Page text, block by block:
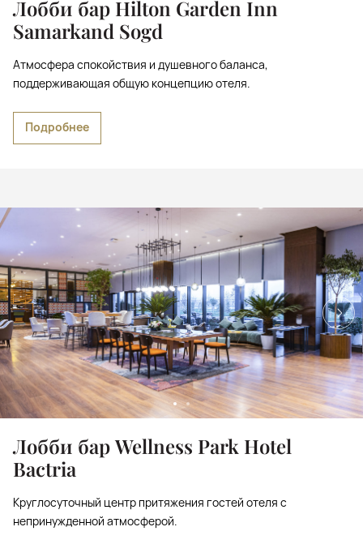
Лобби бар Hilton Garden Inn
Samarkand Sogd
Атмосфера спокойствия и душевного баланса,
поддерживающая общую концепцию отеля.
Подробнее
Лобби бар Wellness Park Hotel
Bactria
Круглосуточный центр притяжения гостей отеля с
непринужденной атмосферой.